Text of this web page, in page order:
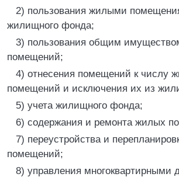
2) пользования жилыми
жилищного фонда;
3) пользования общим
помещений;
4) отнесения помещений к числу
помещений и исключения их из
5) учета жилищного фонда;
6) содержания и ремонта жилых
7) переустройства и
помещений;
8) управления многоквартирными